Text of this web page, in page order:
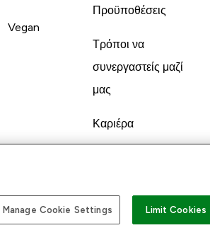
Vegan
Προϋποθέσεις
Τρόποι να
συνεργαστείς μαζί
μας
Καριέρα
Pay with
Manage Cookie Settings Limit Cookies